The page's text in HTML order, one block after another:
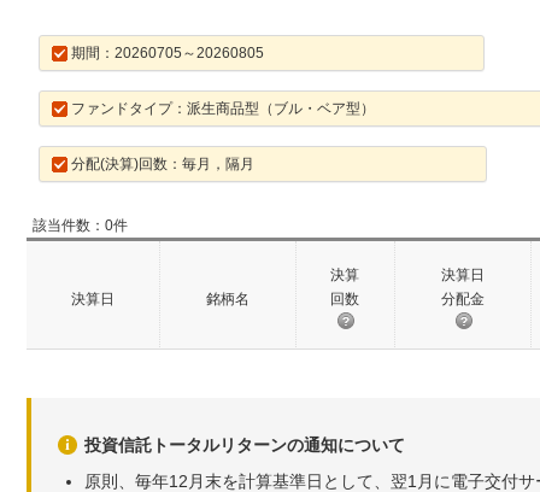
期間：20260705～20260805
ファンドタイプ：派生商品型（ブル・ベア型）
分配(決算)回数：毎月，隔月
該当件数：0件
決算日 銘柄名
決算
回数
決算日
分配金
投資信託トータルリターンの通知について
原則、毎年12月末を計算基準日として、翌1月に電子交付